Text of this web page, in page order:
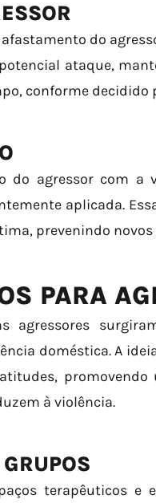
do
ataque,
conforme decidido
do agressor com a
aplicada.
prevenindo
PARA
agressores
doméstica. A
à violência.
terapêuticos e